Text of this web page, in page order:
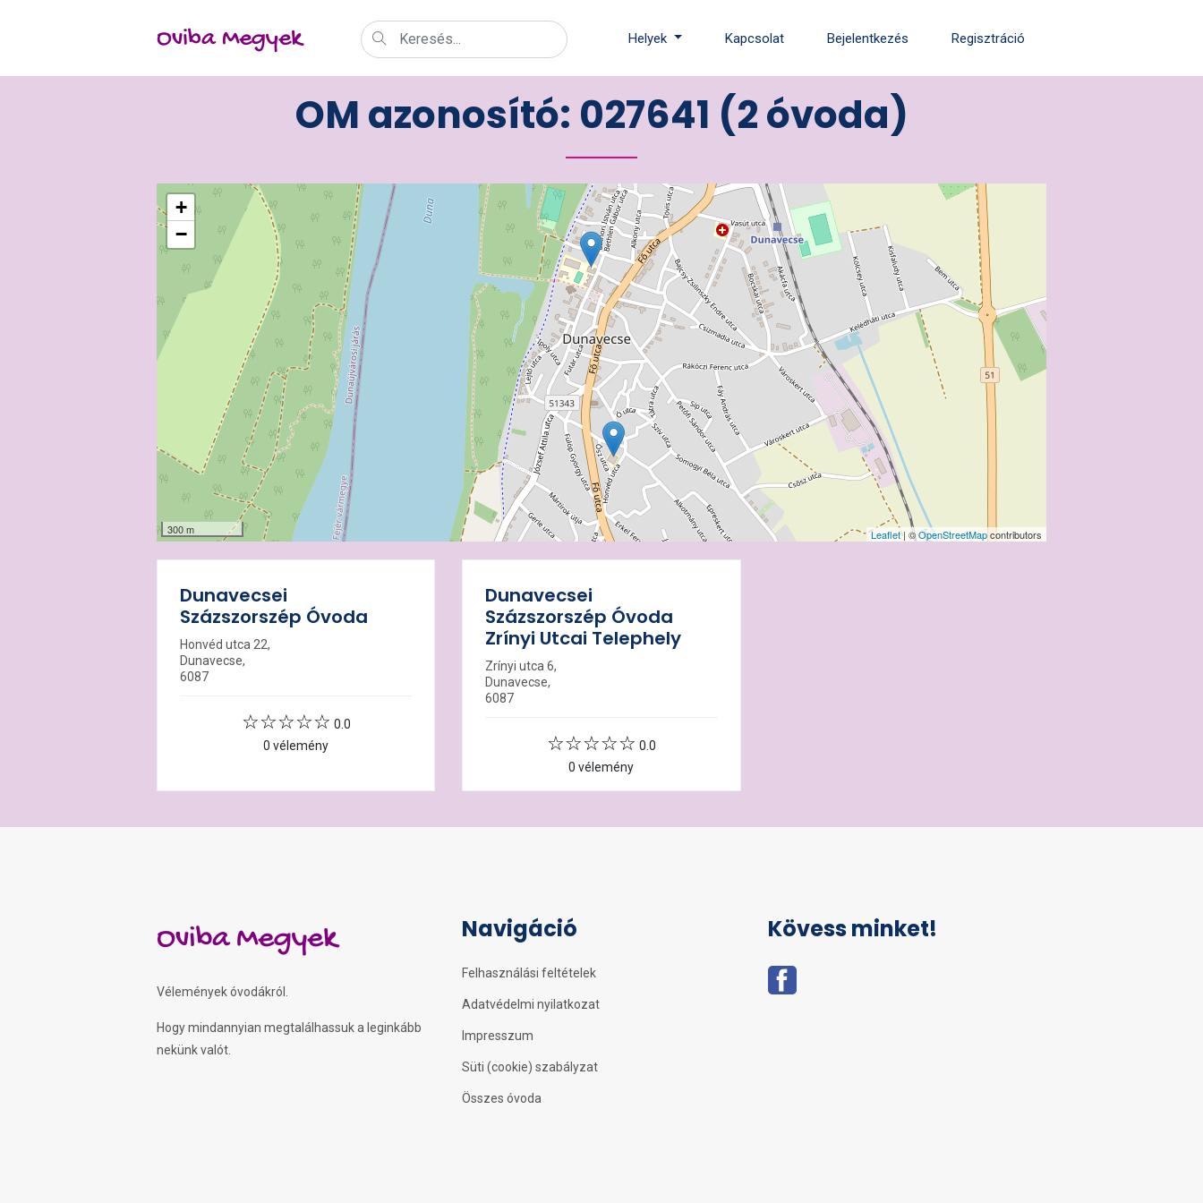
Oviba Megyek Helyek Kapcsolat Bejelentkezés Regisztráció
OM azonosító: 027641 (2 óvoda)
+
−
300 m Leaflet| ©OpenStreetMapcontributors
Dunavecsei
Százszorszép Óvoda
Honvéd utca 22,
Dunavecse,
6087
0.0
0 vélemény
Dunavecsei
Százszorszép Óvoda
Zrínyi Utcai Telephely
Zrínyi utca 6,
Dunavecse,
6087
0.0
0 vélemény
Oviba Megyek
Vélemények óvodákról.
Hogy mindannyian megtalálhassuk a leginkább
nekünk valót.
Navigáció
Felhasználási feltételek
Adatvédelmi nyilatkozat
Impresszum
Süti (cookie) szabályzat
Összes óvoda
Kövess minket!